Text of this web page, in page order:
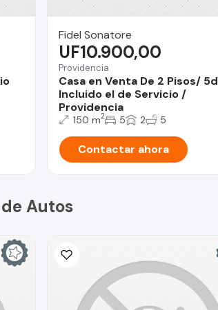
Fidel Sonatore
Providencia
Casa en Venta De 2 Pisos/ 5d
Incluido el de Servicio /
Providencia
UF10.900,00
150 m2 5 2 5
Contactar ahora
Autos